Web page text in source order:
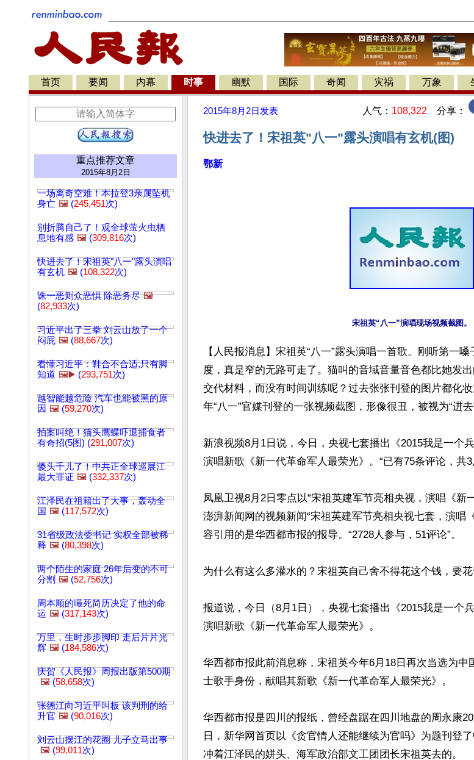
首页 要闻 内幕 时事 幽默 国际 奇闻 灾祸 万象
重点推荐文章
2015年8月2日
一场离奇空难！本拉登3亲属坠机
身亡 🖼️ (245,451次)
别折腾自己了！观全球萤火虫栖
息地有感 🖼️ (309,816次)
快进去了！宋祖英"八一"露头演唱
有玄机 🖼️ (108,322次)
诛一恶则众恶惧 除恶务尽 🖼️
(82,933次)
习近平出了三拳 刘云山放了一个
闷屁 🖼️ (88,667次)
看懂习近平：鞋合不合适,只有脚
知道 🖼️▶️ (293,751次)
越智能越危险 汽车也能被黑的原
因 🖼️ (59,270次)
拍案叫绝！猫头鹰蝶吓退捕食者
有奇招(5图) (291,007次)
傻头千儿了！中共正全球巡展江
最大罪证 🖼️ (332,337次)
江泽民在祖籍出了大事，轰动全
国 🖼️ (117,572次)
31省级政法委书记 实权全部被稀
释 🖼️ (80,398次)
两个陌生的家庭 26年后变的不可
分割 🖼️ (52,756次)
周本顺的嘬死简历决定了他的命
运 🖼️ (317,143次)
万里，生时步步脚印 走后片片光
辉 🖼️ (184,586次)
庆贺《人民报》周报出版第500期
🖼️ (58,658次)
张德江向习近平叫板 该判刑的给
升官 🖼️ (90,016次)
刘云山摆江的花圈 儿子立马出事
🖼️ (99,011次)
2015年8月2日 发表 人气： 108,322 分享：
快进去了！宋祖英"八一"露头演唱有玄机(图)
鄂新
宋祖英“八一”演唱现场视频截图。
【人民报消息】宋祖英“八一”露头演唱一首歌。刚听第一
度，真是窄的无路可走了。猫叫的音域音量音色都比她发
交代材料，而没有时间训练呢？过去张张刊登的图片都化
年“八一”官媒刊登的一张视频截图，形像很丑，被视为“进去
新浪视频8月1日说，今日，央视七套播出《2015我是一个
演唱新歌《新一代革命军人最荣光》。“已有75条评论，共
凤凰卫视8月2日零点以“宋祖英建军节亮相央视，演唱《新
澎湃新闻网的视频新闻“宋祖英建军节亮相央视七套，演唱
容引用的是华西都市报的报导。“2728人参与，51评论”。
为什么有这么多灌水的？宋祖英自己舍不得花这个钱，要花
报道说，今日（8月1日），央视七套播出《2015我是一个
演唱新歌《新一代革命军人最荣光》。
华西都市报此前消息称，宋祖英今年6月18日再次当选为
士歌手身份，献唱其新歌《新一代革命军人最荣光》。
华西都市报是四川的报纸，曾经盘踞在四川地盘的周永康
日，新华网首页以《贪官情人还能继续为官吗》为题刊登
冲着江泽民的姘头、海军政治部文工团团长宋祖英去的。